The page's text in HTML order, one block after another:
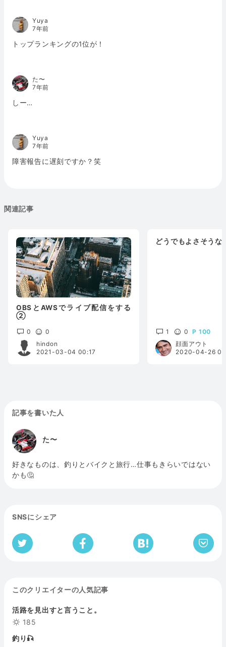
Yuya
7年前
トップランキングの1位が！
た〜
7年前
しー…
Yuya
7年前
障害報告に遅刻ですか？笑
関連記事
OBSとAWSでライブ配信をする
②
0
0
hindon
2021-03-04 00:17
どうでもよさそうな
1 0
100
顔面アウト
2020-04-26
記事を書いた人
た〜
好きなものは、釣りとバイクと旅行…仕事もきらいではない
かも🤔
SNSにシェア
このクリエイターの人気記事
活路を見出すと言うこと。
185
釣り🎣